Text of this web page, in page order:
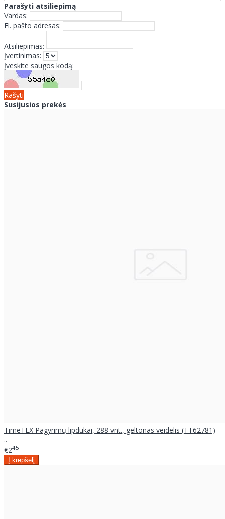
Parašyti atsiliepimą
Vardas:
El. pašto adresas:
Atsiliepimas:
Įvertinimas:
Įveskite saugos kodą:
Rašyti
Susijusios prekės
TimeTEX Pagyrimų lipdukai, 288 vnt., geltonas veidelis (TT62781)
..
€245